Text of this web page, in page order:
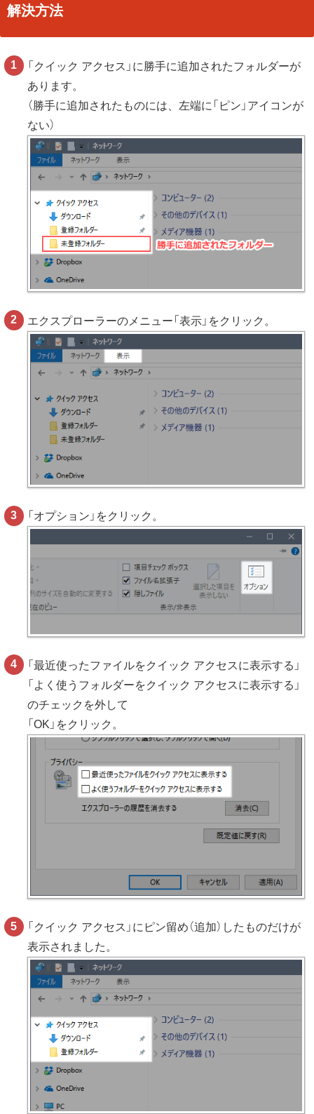
解決方法
「クイック アクセス」に勝手に追加されたフォルダーが
あります。
（勝手に追加されたものには、左端に「ピン」アイコンが
ない）
エクスプローラーのメニュー「表示」をクリック。
「オプション」をクリック。
「最近使ったファイルをクイック アクセスに表示する」
「よく使うフォルダーをクイック アクセスに表示する」
のチェックを外して
「OK」をクリック。
「クイック アクセス」にピン留め（追加）したものだけが
表示されました。